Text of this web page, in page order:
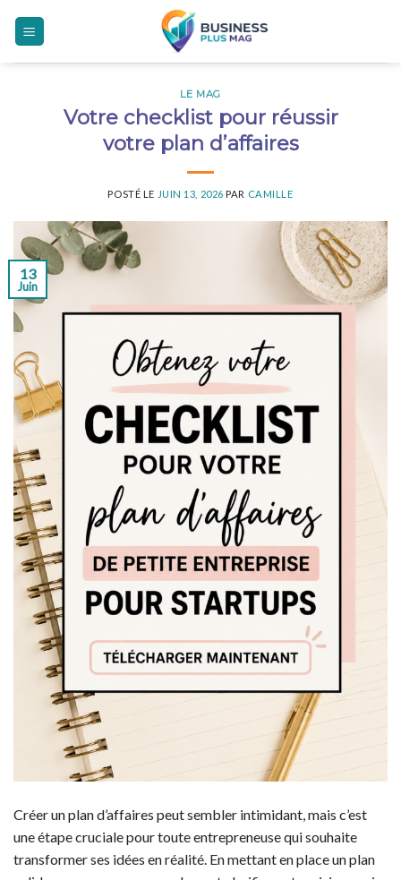
LE MAG
Votre checklist pour réussir
votre plan d’affaires
POSTÉ LE JUIN 13, 2026 PAR CAMILLE
13
Juin
Créer un plan d’affaires peut sembler intimidant, mais c’est
une étape cruciale pour toute entrepreneuse qui souhaite
transformer ses idées en réalité. En mettant en place un plan